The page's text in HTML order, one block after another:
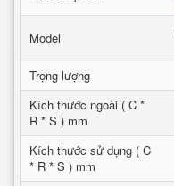
Model
Trọng lượng
Kích thước ngoài ( C *
R * S ) mm
Kích thước sử dụng ( C
* R * S ) mm